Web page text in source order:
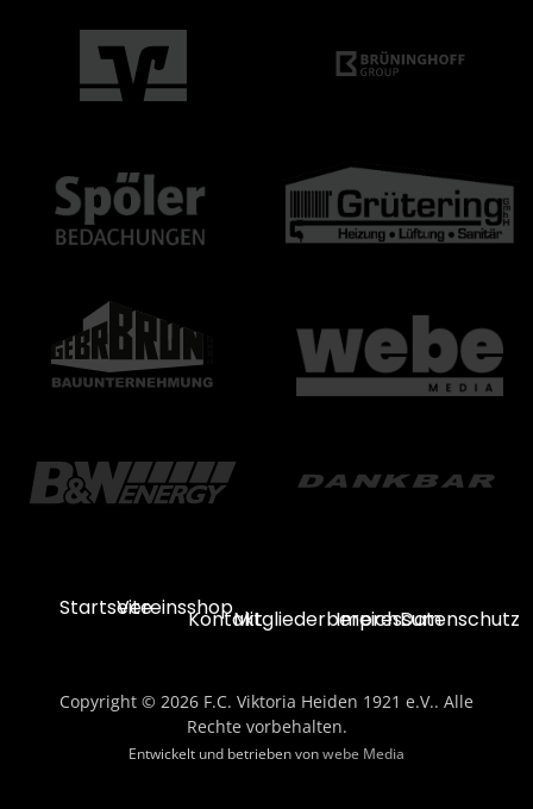
StartseiteVereinsshop
KontaktMitgliederbereich
ImpressumDatenschutz
Copyright © 2026 F.C. Viktoria Heiden 1921 e.V.. Alle
Rechte vorbehalten.
Entwickelt und betrieben vonwebe Media